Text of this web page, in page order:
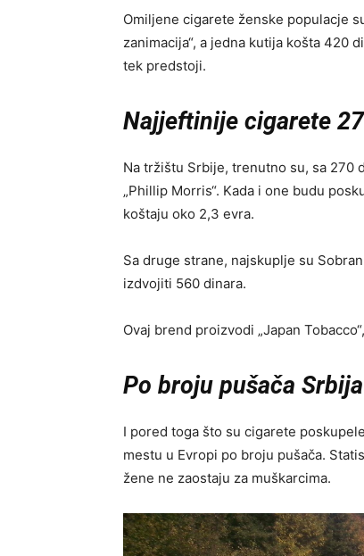
Omiljene cigarete ženske populacje
zanimacija“, a jedna kutija košta 420
tek predstoji.
Najjeftinije cigarete
Na tržištu Srbije, trenutno su, sa 270
„Phillip Morris“. Kada i one budu
koštaju oko 2,3 evra.
Sa druge strane, najskuplje su
izdvojiti 560 dinara.
Ovaj brend proizvodi „Japan
Po broju pušača
I pored toga što su cigarete
mestu u Evropi po broju pušača.
žene ne zaostaju za muškarcima.